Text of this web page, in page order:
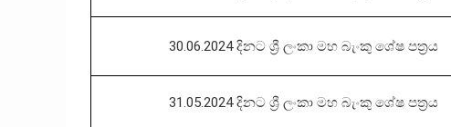
30.06.2024 දිනට ශ්‍රී ලංකා මහ බැංකු ශේෂ පත්‍රය
31.05.2024 දිනට ශ්‍රී ලංකා මහ බැංකු ශේෂ පත්‍රය